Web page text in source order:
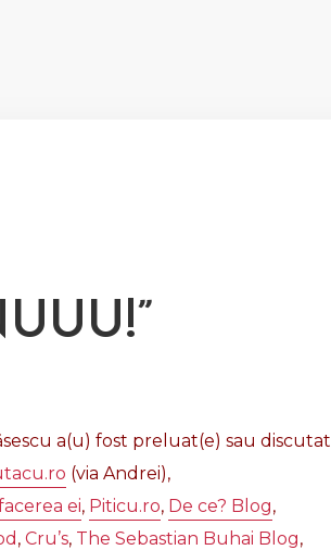
a(u) fost preluat(e) sau discutat
(via Andrei),
ei, Piticu.ro, De ce? Blog,
, Cru’s, The Sebastian Buhai Blog,